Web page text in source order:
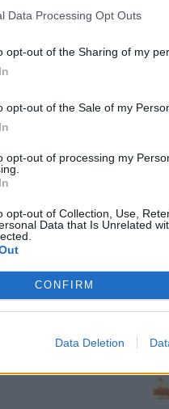
Data Processing Opt Outs
opt-out of the Sharing of my
opt-out of the Sale of my
opt-out of processing my
opt-out of Collection, Use,
Data that Is Unrelated
CONFIRM
Data Deletion
μιλά για τη
του
εικαστικών,
της
δράσεις